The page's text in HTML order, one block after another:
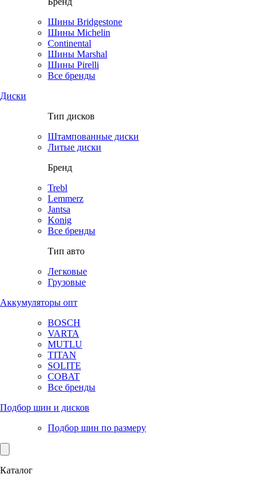
Шины Bridgestone
Шины Michelin
Continental
Шины Marshal
Шины Pirelli
Все бренды
Диски
Тип дисков
Штампованные диски
Литые диски
Бренд
Trebl
Lemmerz
Jantsa
Konig
Все бренды
Тип авто
Легковые
Грузовые
Аккумуляторы опт
BOSCH
VARTA
MUTLU
TITAN
SOLITE
COBAT
Все бренды
Подбор шин и дисков
Подбор шин по размеру
Каталог